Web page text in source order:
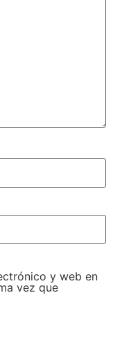
y web en
vez que